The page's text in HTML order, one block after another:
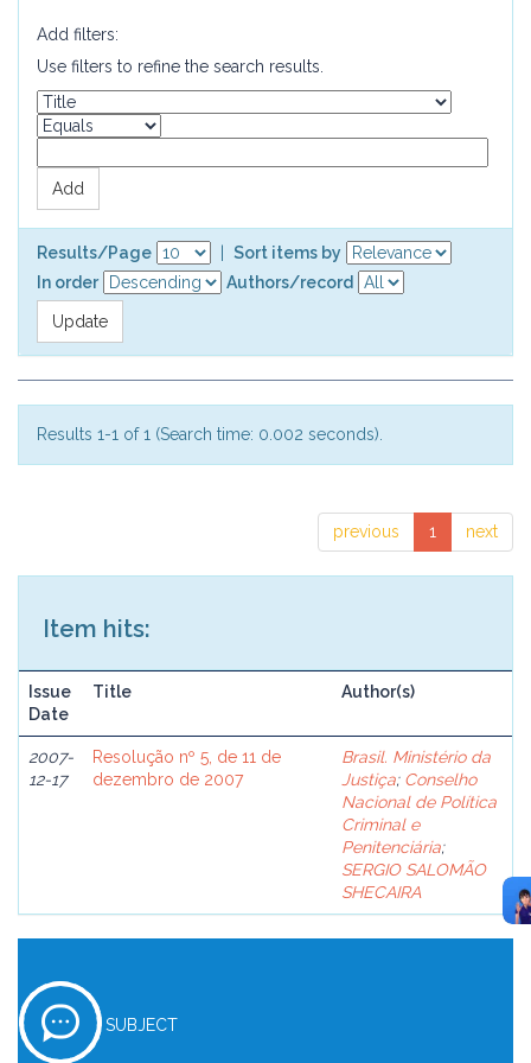
Add filters:
Use filters to refine the search results.
Results/Page
Sort items by
In order
Authors/record
Results 1-1 of 1 (Search time: 0.002 seconds).
previous 1 next
Item hits:
Issue
Date
Title Author(s)
2007-
12-17
Resolução nº 5, de 11 de
dezembro de 2007
Brasil. Ministério da
Justiça; Conselho
Nacional de Política
Criminal e
Penitenciária;
SERGIO SALOMÃO
SHECAIRA
SUBJECT